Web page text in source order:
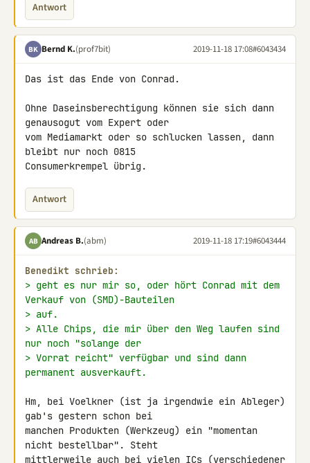
Antwort
BK Bernd K.(prof7bit) 2019-11-18 17:08#6043434
Das ist das Ende von Conrad.
Ohne Daseinsberechtigung können sie sich dann
genausogut vom Expert oder
vom Mediamarkt oder so schlucken lassen, dann
bleibt nur noch 0815
Consumerkrempel übrig.
Antwort
AB Andreas B.(abm) 2019-11-18 17:19#6043444
Benedikt schrieb:
> geht es nur mir so, oder hört Conrad mit dem
Verkauf von (SMD)-Bauteilen
> auf.
> Alle Chips, die mir über den Weg laufen sind
nur noch "solange der
> Vorrat reicht" verfügbar und sind dann
permanent ausverkauft.
Hm, bei Voelkner (ist ja irgendwie ein Ableger)
gab's gestern schon bei
manchen Produkten (Werkzeug) ein "momentan
nicht bestellbar". Steht
mittlerweile auch bei vielen ICs (verschiedener